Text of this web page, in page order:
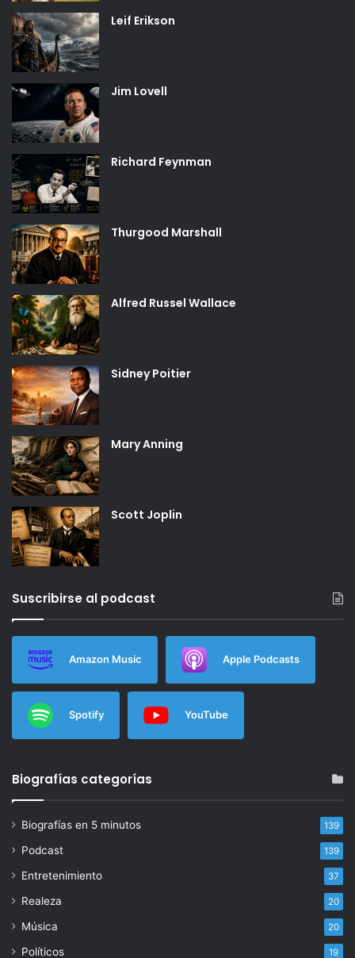
Leif Erikson
Jim Lovell
Richard Feynman
Thurgood Marshall
Alfred Russel Wallace
Sidney Poitier
Mary Anning
Scott Joplin
Suscribirse al podcast
Amazon Music Apple Podcasts
Spotify YouTube
Biografías categorías
Biografías en 5 minutos 139
Podcast 139
Entretenimiento 37
Realeza 20
Música 20
Políticos 19